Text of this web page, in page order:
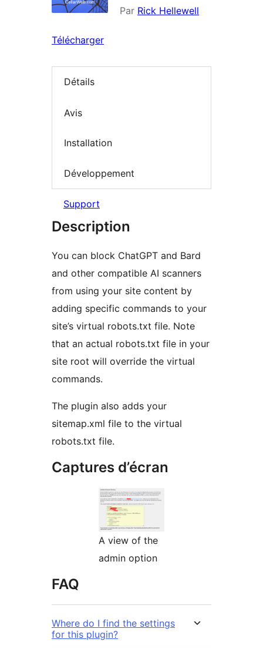
Par Rick Hellewell
Télécharger
Détails
Avis
Installation
Développement
Support
Description
You can block ChatGPT and Bard
and other compatible AI scanners
from using your site content by
adding specific commands to your
site’s virtual robots.txt file. Note
that an actual robots.txt file in your
site root will override the virtual
commands.
The plugin also adds your
sitemap.xml file to the virtual
robots.txt file.
Captures d’écran
A view of the
admin option
FAQ
Where do I find the settings
for this plugin?